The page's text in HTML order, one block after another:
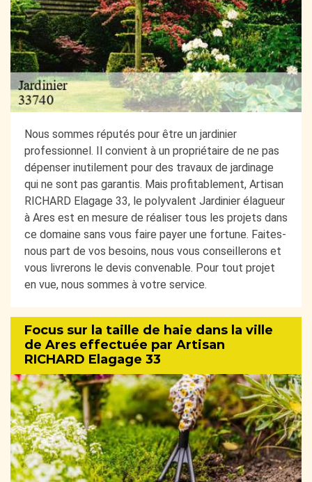
Nous sommes réputés pour être un jardinier
professionnel. Il convient à un propriétaire de ne pas
dépenser inutilement pour des travaux de jardinage
qui ne sont pas garantis. Mais profitablement, Artisan
RICHARD Elagage 33, le polyvalent Jardinier élagueur
à Ares est en mesure de réaliser tous les projets dans
ce domaine sans vous faire payer une fortune. Faites-
nous part de vos besoins, nous vous conseillerons et
vous livrerons le devis convenable. Pour tout projet
en vue, nous sommes à votre service.
Focus sur la taille de haie dans la ville
de Ares effectuée par Artisan
RICHARD Elagage 33